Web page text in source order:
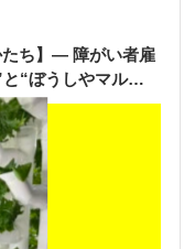
セス良好。無料駐車
、安心とやさしさを
タッフ一同努めてまい
皆様への感謝を込め
の5日間、プレオープ
催いたします。 本イベ
料測定をご体験いただ
ます。ご自身の骨の健
対象年齢：20歳～）
房細動」のリスクは増
血圧計を用いて、血
たち】― 障がい者雇
“ぼうしやマルシ